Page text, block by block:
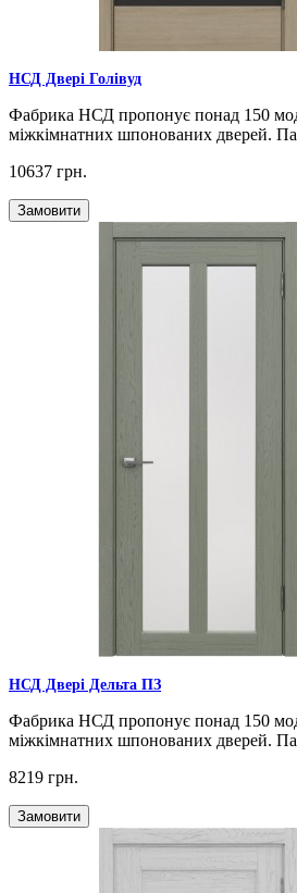
НСД Двері Голівуд
Фабрика НСД пропонує понад 150
міжкімнатних шпонованих дверей.
10637 грн.
Замовити
НСД Двері Дельта ПЗ
Фабрика НСД пропонує понад 150
міжкімнатних шпонованих дверей.
8219 грн.
Замовити